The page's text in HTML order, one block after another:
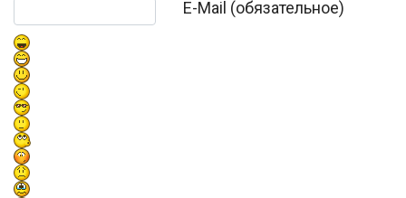
E-Mail (обязательное)